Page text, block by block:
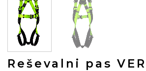
Reševalni pas